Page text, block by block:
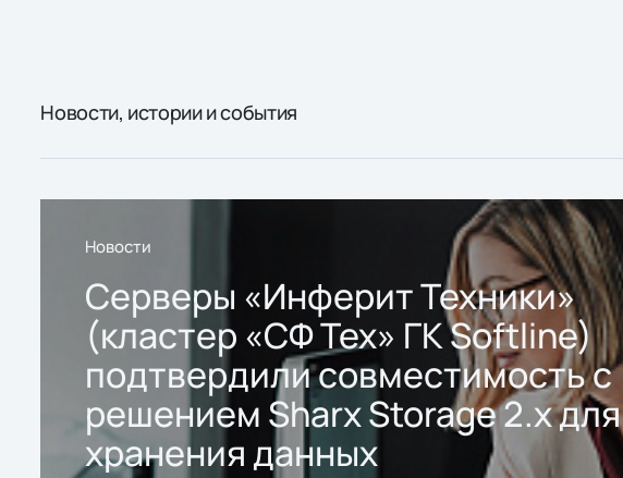
Новости, истории и события
Новости
Серверы «Инферит Техники»
(кластер «СФ Тех» ГК Softline)
подтвердили совместимость с
решением Sharx Storage 2.x для
хранения данных